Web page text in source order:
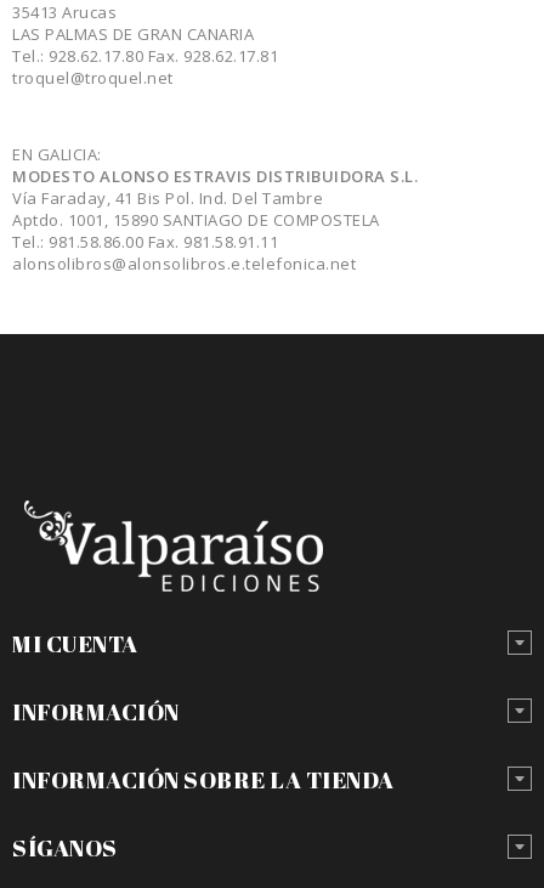
35413 Arucas
LAS PALMAS DE GRAN CANARIA
Tel.: 928.62.17.80 Fax. 928.62.17.81
troquel@troquel.net
EN GALICIA:
MODESTO ALONSO ESTRAVIS DISTRIBUIDORA S.L.
Vía Faraday, 41 Bis Pol. Ind. Del Tambre
Aptdo. 1001, 15890 SANTIAGO DE COMPOSTELA
Tel.: 981.58.86.00 Fax. 981.58.91.11
alonsolibros@alonsolibros.e.telefonica.net
MI CUENTA
INFORMACIÓN
INFORMACIÓN SOBRE LA TIENDA
SÍGANOS